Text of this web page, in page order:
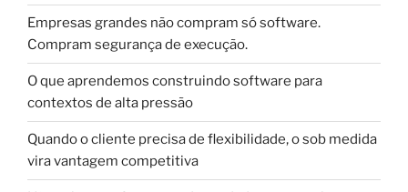
Empresas grandes não compram só software.
Compram segurança de execução.
O que aprendemos construindo software para
contextos de alta pressão
Quando o cliente precisa de flexibilidade, o sob medida
vira vantagem competitiva